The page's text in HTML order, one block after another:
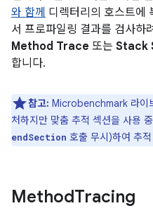
와 함께 디렉터리의 호스트에
서 프로파일링 결과를 검사
Method Trace 또는 Stack
합니다.
참고: Microbenchmark 라이
처하지만 맞춤 추적 섹션을 사용
endSection 호출 무시)하여 추
MethodTracing